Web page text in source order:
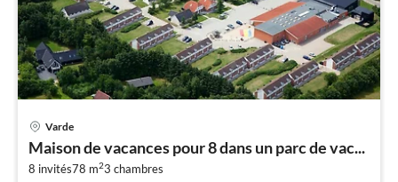
Varde
Maison de vacances pour 8 dans un parc de vac...
8 invités78 m23 chambres